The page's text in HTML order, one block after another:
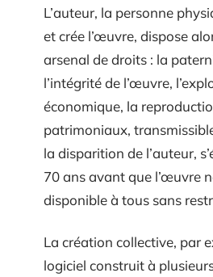
L’auteur, la personne
et crée l’œuvre, dispose
arsenal de droits : la
l’intégrité de l’œuvre,
économique, la
patrimoniaux,
la disparition de l’auteur,
70 ans avant que l’œuvre
disponible à tous sans
La création collective, par
logiciel construit à